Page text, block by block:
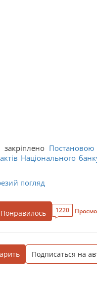
Національного
погляд
Понравилось 1220
Подписаться на